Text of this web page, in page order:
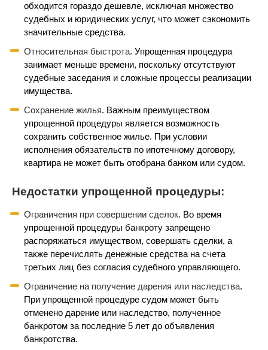
обходится гораздо дешевле, исключая множество
судебных и юридических услуг, что может сэкономить
значительные средства.
Относительная быстрота. Упрощенная процедура
занимает меньше времени, поскольку отсутствуют
судебные заседания и сложные процессы реализации
имущества.
Сохранение жилья. Важным преимуществом
упрощенной процедуры является возможность
сохранить собственное жилье. При условии
исполнения обязательств по ипотечному договору,
квартира не может быть отобрана банком или судом.
Недостатки упрощенной процедуры:
Ограничения при совершении сделок. Во время
упрощенной процедуры банкроту запрещено
распоряжаться имуществом, совершать сделки, а
также перечислять денежные средства на счета
третьих лиц без согласия судебного управляющего.
Ограничение на получение дарения или наследства.
При упрощенной процедуре судом может быть
отменено дарение или наследство, полученное
банкротом за последние 5 лет до объявления
банкротства.